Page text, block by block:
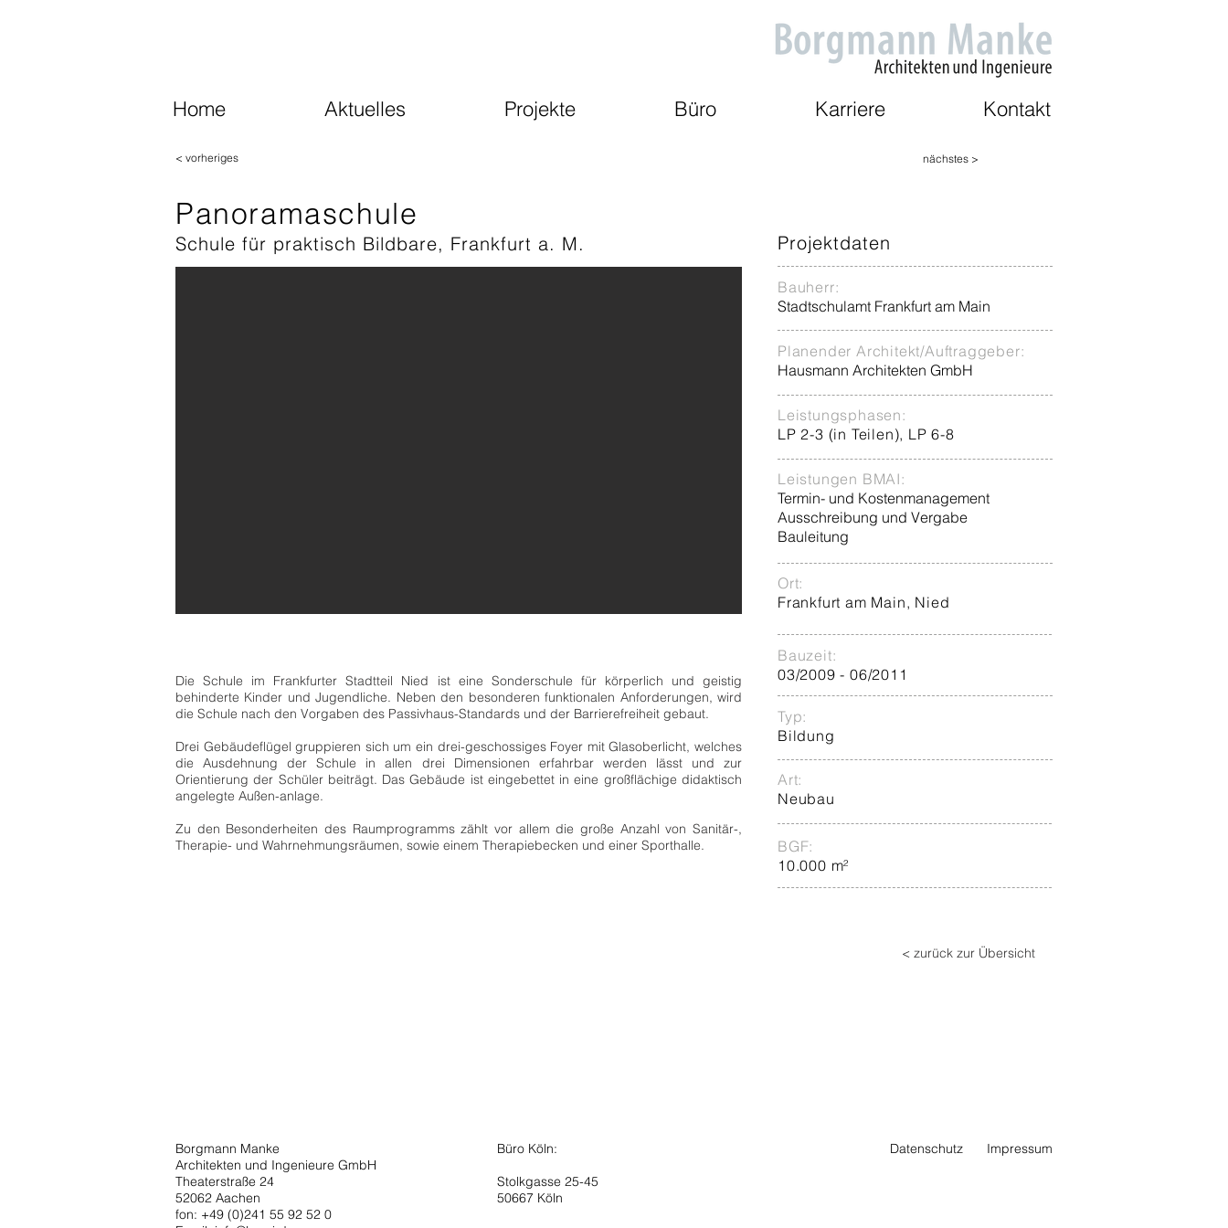
Home Aktuelles Projekte Büro Karriere Kontakt
< vorheriges
Panoramaschule
Schule für praktisch Bildbare, Frankfurt a. M.
nächstes >
Projektdaten
Bauherr:
Stadtschulamt Frankfurt am Main
Planender Architekt/Auftraggeber:
Hausmann Architekten GmbH
Leistungsphasen:
LP 2-3 (in Teilen), LP 6-8
Leistungen BMAI:
Termin- und Kostenmanagement
Ausschreibung und Vergabe
Bauleitung
Ort:
Frankfurt am Main, Nied
Die Schule im Frankfurter Stadtteil Nied ist eine Sonderschule für körperlich und geistig
behinderte Kinder und Jugendliche. Neben den besonderen funktionalen Anforderungen, wird
die Schule nach den Vorgaben des Passivhaus-Standards und der Barrierefreiheit gebaut.
Drei Gebäudeflügel gruppieren sich um ein drei-geschossiges Foyer mit Glasoberlicht, welches
die Ausdehnung der Schule in allen drei Dimensionen erfahrbar werden lässt und zur
Orientierung der Schüler beiträgt. Das Gebäude ist eingebettet in eine großflächige didaktisch
angelegte Außen-anlage.
Zu den Besonderheiten des Raumprogramms zählt vor allem die große Anzahl von Sanitär-,
Therapie- und Wahrnehmungsräumen, sowie einem Therapiebecken und einer Sporthalle.
Bauzeit:
03/2009 - 06/2011
Typ:
Bildung
Art:
Neubau
BGF:
10.000 m²
< zurück zur Übersicht
Borgmann Manke
Architekten und Ingenieure GmbH
Theaterstraße 24
52062 Aachen
fon: +49 (0)241 55 92 52 0
Büro Köln:
Stolkgasse 25-45
50667 Köln
Datenschutz Impressum